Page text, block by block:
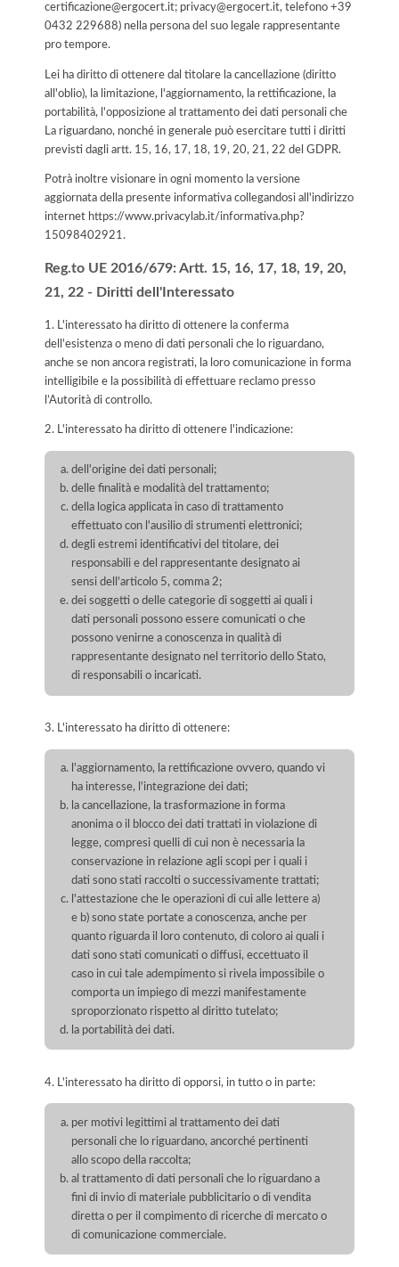
certificazione@ergocert.it; privacy@ergocert.it, telefono +39
0432 229688) nella persona del suo legale rappresentante
pro tempore.
Lei ha diritto di ottenere dal titolare la cancellazione (diritto
all'oblio), la limitazione, l'aggiornamento, la rettificazione, la
portabilità, l'opposizione al trattamento dei dati personali che
La riguardano, nonché in generale può esercitare tutti i diritti
previsti dagli artt. 15, 16, 17, 18, 19, 20, 21, 22 del GDPR.
Potrà inoltre visionare in ogni momento la versione
aggiornata della presente informativa collegandosi all'indirizzo
internet https://www.privacylab.it/informativa.php?
15098402921 .
Reg.to UE 2016/679: Artt. 15, 16, 17, 18, 19, 20,
21, 22 - Diritti dell'Interessato
1. L'interessato ha diritto di ottenere la conferma
dell'esistenza o meno di dati personali che lo riguardano,
anche se non ancora registrati, la loro comunicazione in forma
intelligibile e la possibilità di effettuare reclamo presso
l’Autorità di controllo.
2. L'interessato ha diritto di ottenere l'indicazione:
dell'origine dei dati personali;
delle finalità e modalità del trattamento;
della logica applicata in caso di trattamento
effettuato con l'ausilio di strumenti elettronici;
degli estremi identificativi del titolare, dei
responsabili e del rappresentante designato ai
sensi dell'articolo 5, comma 2;
dei soggetti o delle categorie di soggetti ai quali i
dati personali possono essere comunicati o che
possono venirne a conoscenza in qualità di
rappresentante designato nel territorio dello Stato,
di responsabili o incaricati.
3. L'interessato ha diritto di ottenere:
l'aggiornamento, la rettificazione ovvero, quando vi
ha interesse, l'integrazione dei dati;
la cancellazione, la trasformazione in forma
anonima o il blocco dei dati trattati in violazione di
legge, compresi quelli di cui non è necessaria la
conservazione in relazione agli scopi per i quali i
dati sono stati raccolti o successivamente trattati;
l'attestazione che le operazioni di cui alle lettere a)
e b) sono state portate a conoscenza, anche per
quanto riguarda il loro contenuto, di coloro ai quali i
dati sono stati comunicati o diffusi, eccettuato il
caso in cui tale adempimento si rivela impossibile o
comporta un impiego di mezzi manifestamente
sproporzionato rispetto al diritto tutelato;
la portabilità dei dati.
4. L'interessato ha diritto di opporsi, in tutto o in parte:
per motivi legittimi al trattamento dei dati
personali che lo riguardano, ancorché pertinenti
allo scopo della raccolta;
al trattamento di dati personali che lo riguardano a
fini di invio di materiale pubblicitario o di vendita
diretta o per il compimento di ricerche di mercato o
di comunicazione commerciale.